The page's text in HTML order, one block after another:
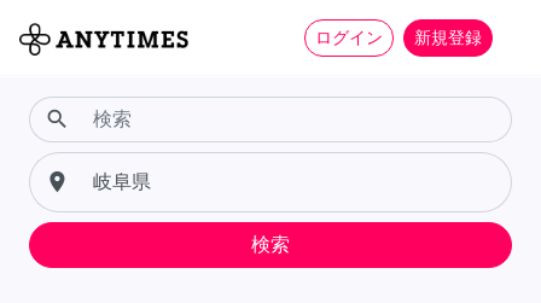
ログイン 新規登録
search
place
検索